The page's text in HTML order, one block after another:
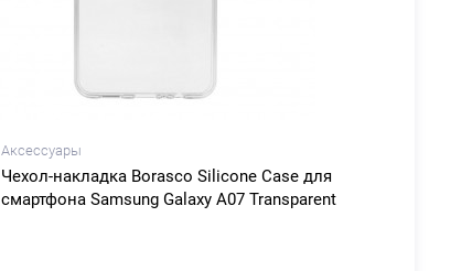
Аксессуары
Чехол-накладка Borasco Silicone Сase для
смартфона Samsung Galaxy A07 Transparent